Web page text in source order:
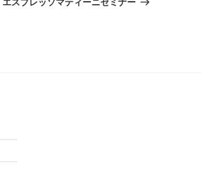
エスプレッソマティーニセミナー